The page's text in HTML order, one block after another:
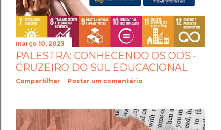
março 10, 2023
PALESTRA: CONHECENDO OS ODS •
CRUZEIRO DO SUL EDUCACIONAL
Compartilhar Postar um comentário